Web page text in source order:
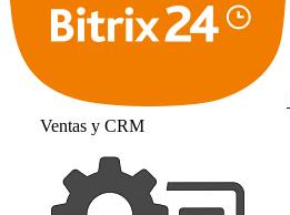
Ventas y CRM